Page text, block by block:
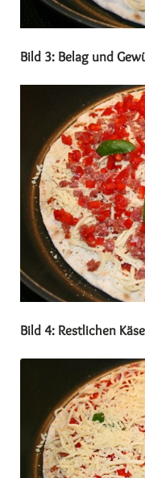
Bild 3: Belag und
Bild 4: Restlichen